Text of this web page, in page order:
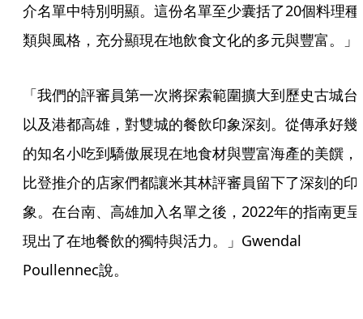
介名單中特別明顯。這份名單至少囊括了20個料理種
類與風格，充分顯現在地飲食文化的多元與豐富。」
「我們的評審員第一次將探索範圍擴大到歷史古城台
以及港都高雄，對雙城的餐飲印象深刻。從傳承好幾
的知名小吃到驕傲展現在地食材與豐富海產的美饌，
比登推介的店家們都讓米其林評審員留下了深刻的印
象。在台南、高雄加入名單之後，2022年的指南更呈
現出了在地餐飲的獨特與活力。」Gwendal
Poullennec說。